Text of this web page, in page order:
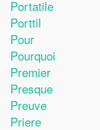
Portatile
Porttil
Pour
Pourquoi
Premier
Presque
Preuve
Priere